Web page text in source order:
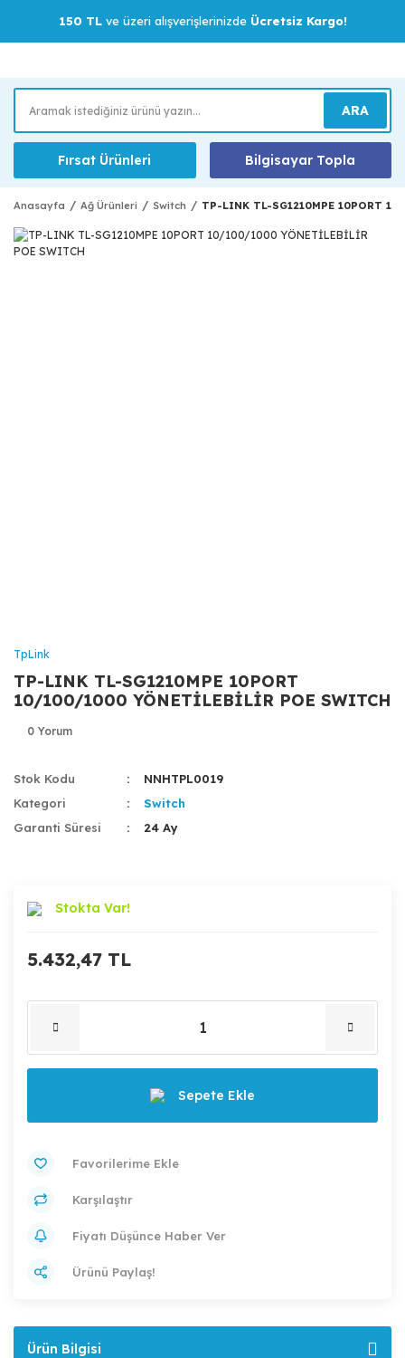
150 TLve üzeri alışverişlerinizde Ücretsiz Kargo!
ARA
Fırsat Ürünleri Bilgisayar Topla
Anasayfa Ağ Ürünleri Switch TP-LINK TL-SG1210MPE 10PORT
TpLink
TP-LINK TL-SG1210MPE 10PORT
10/100/1000 YÖNETİLEBİLİR POE SWITCH
0 Yorum
Stok Kodu
NNHTPL0019
Kategori
Switch
Garanti Süresi
24 Ay
Stokta Var!
5.432,47 TL
Sepete Ekle
Karşılaştır
Fiyatı Düşünce Haber Ver
Ürünü Paylaş!
Ürün Bilgisi